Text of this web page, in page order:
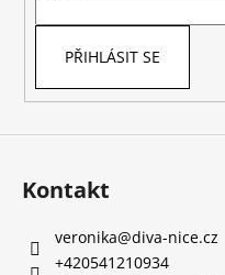
PŘIHLÁSIT SE
Kontakt
veronika@diva-nice.cz
+420541210934